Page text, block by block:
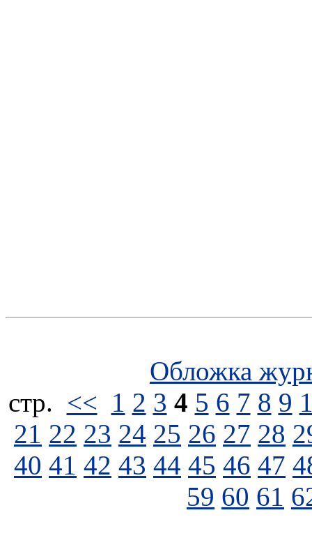
Обложка
стp. << 1 2 3 4 5 6 7 8 9
21 22 23 24 25 26 27 28
40 41 42 43 44 45 46 47
59 60 61